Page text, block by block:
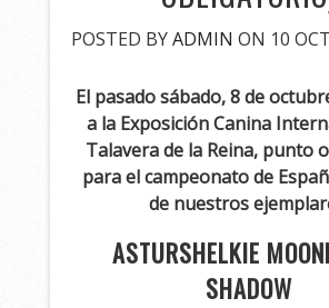
POSTED BYADMIN ON 10
El pasado sábado, 8 de
a la Exposición Canina
Talavera de la Reina, punto
para el campeonato de
de nuestros
ASTURSHELKIE
SHADOW